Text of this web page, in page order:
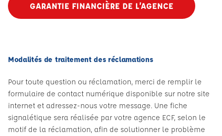
GARANTIE FINANCIÈRE DE L’AGENCE
Modalités de traitement des réclamations
Pour toute question ou réclamation, merci de remplir le
formulaire de contact numérique disponible sur notre site
internet et adressez-nous votre message. Une fiche
signalétique sera réalisée par votre agence ECF, selon le
motif de la réclamation, afin de solutionner le problème